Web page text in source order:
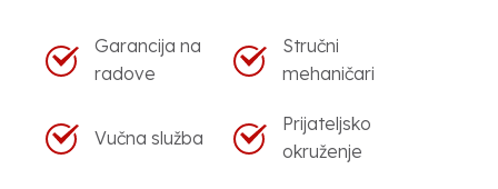
Garancija na
radove
Stručni
mehaničari
Vučna služba
Prijateljsko
okruženje